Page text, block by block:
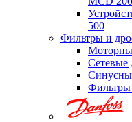
500
Фильтры и
Сетевые
Фильтры